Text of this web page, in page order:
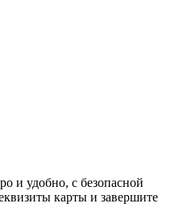
и удобно, с безопасной
карты и завершите